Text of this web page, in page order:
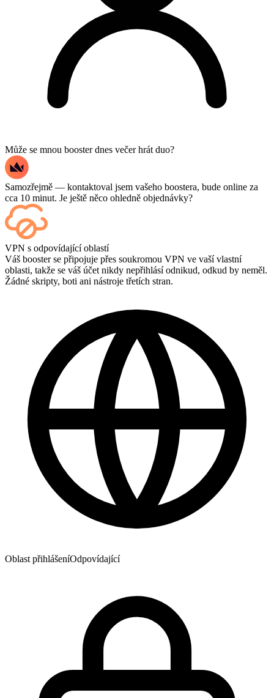
Může se mnou booster dnes večer hrát duo?
Samozřejmě — kontaktoval jsem vašeho boostera, bude online za
cca 10 minut. Je ještě něco ohledně objednávky?
Perfektní! Mohu sledovat postup živě?
Ano – každý zápas se po dokončení zobrazí na vašem ovládacím
panelu, a pokud chcete sledovat samotné hry, přidejte si při placení
možnost Streaming.
Skvělé, jste nejlepší 🧡
VPN s odpovídající oblastí
Váš booster se připojuje přes soukromou VPN ve vaší vlastní
oblasti, takže se váš účet nikdy nepřihlásí odnikud, odkud by neměl.
Žádné skripty, boti ani nástroje třetích stran.
Oblast přihlášeníOdpovídající